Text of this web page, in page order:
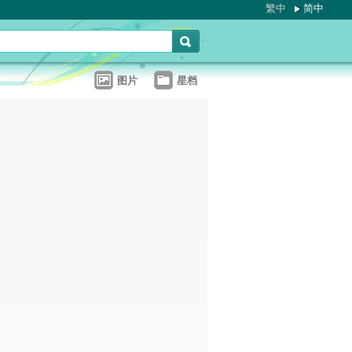
繁中 简中
图片 星档